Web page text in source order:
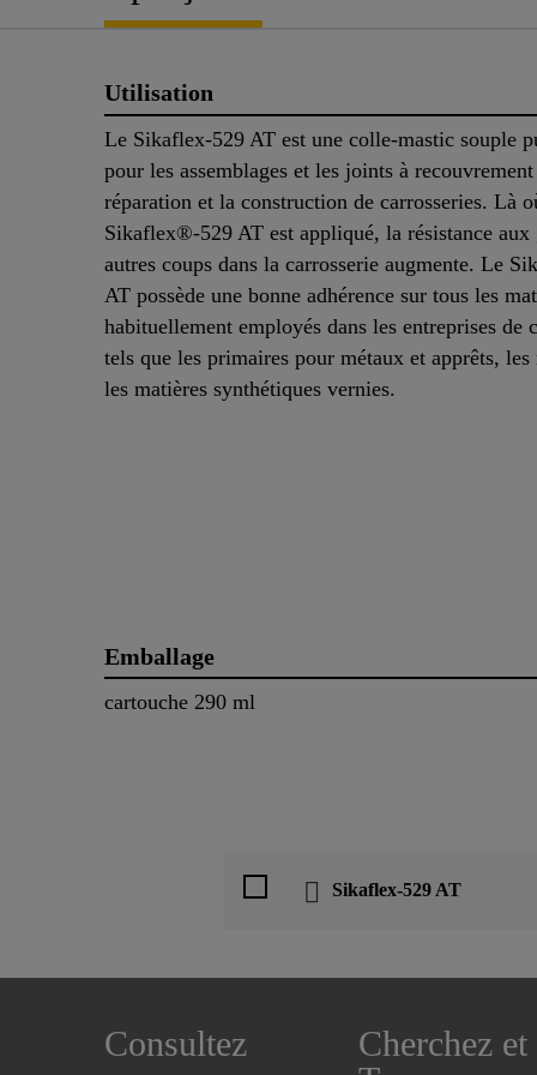
Utilisation
Le Sikaflex-529 AT est une colle-mastic souple
pour les assemblages et les joints à
réparation et la construction de carrosseries. Là
Sikaflex®-529 AT est appliqué, la résistance aux
autres coups dans la carrosserie augmente. Le
AT possède une bonne adhérence sur tous les
habituellement employés dans les entreprises de
tels que les primaires pour métaux et apprêts, les
les matières synthétiques vernies.
Emballage
cartouche 290 ml
Sikaflex-529 AT
Consultez
Cherchez et